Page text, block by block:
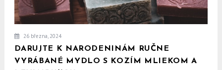
26 března, 2024
DARUJTE K NARODENINÁM RUČNE
VYRÁBANÉ MYDLO S KOZÍM MLIEKOM A